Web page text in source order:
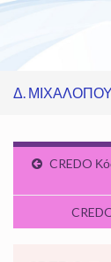
Δ.
CREDO